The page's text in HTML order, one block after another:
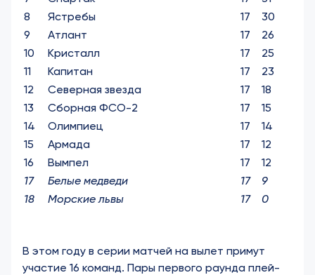
8
Ястребы 17
30
9
Атлант 17
26
10
Кристалл 17
25
11
Капитан 17
23
12
Северная звезда 17
18
13
Сборная ФСО-2 17
15
14
Олимпиец 17
14
15
Армада 17
12
16
Вымпел 17
12
17
Белые медведи 17
9
18
Морские львы 17 0
В этом году в серии матчей на вылет примут
участие 16 команд. Пары первого раунда плей-